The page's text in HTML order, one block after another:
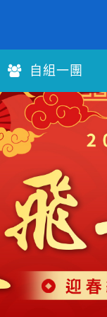
自組一團